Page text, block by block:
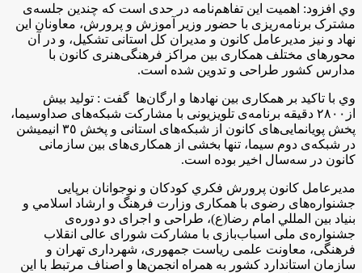
وي افزود: اهمیت این تفاهم‌نامه در حدی است که چندین جلسه‌ی
مشترک برنامه‌ریزی با حضور وزیر آموزش و پرورش، معاونان این
نهاد و نیز مدیرعامل کانون و مدیران کل استانی تشکیل، و در آن
محورهای مختلف همکاری بین مراکز فرهنگی‌هنری کانون با
مدارس کشور طراحی و تدوین شده است.
وي با تاكيد بر همکاری بین نهادها و ارگان‌ها گفت : توليد بیش
از٢٨٠٠ دقيقه برنامه‌ی تلویزيونی با مشاركت شبکه‌های صداوسیما،
پخش پویانمایی‌های کانون از شبکه‌های استانی و پخش ٣٥ انيميشن
در شبکه‌‌ی دوم سیما، تنها بخشی از همکاری‌های بین سازمانی
کانون در سه‌سال اخیر بوده است.
مديرعامل كانون پرورش فكري كودكان و نوجوانان برپایی
جشنواره‌های رضوی با همکاری وزارت فرهنگ و ارشاد اسلامي و
بنیاد بين المللي امام رضا(ع)، طراحی و اجرای دو دوره‌ی
جشنواره‌ی ملی اسباب‌بازی با مشارکت شورای عالی انقلاب
فرهنگی، معاونت علمی ریاست جمهوری، شهرداری تهران و
سازمان استاندارد کشور به همراه انجمن‌ها و اصناف مرتبط با این